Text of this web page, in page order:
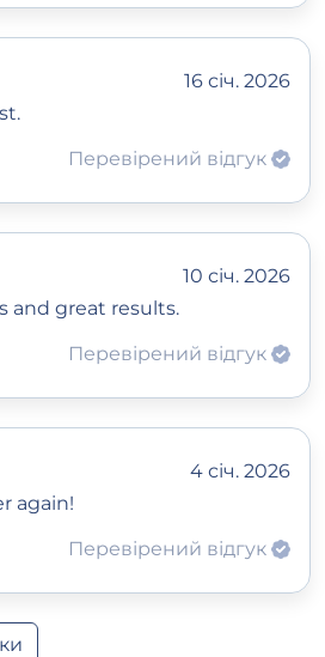
16 січ. 2026
Перевірений відгук
10 січ. 2026
and great results.
Перевірений відгук
4 січ. 2026
again!
Перевірений відгук